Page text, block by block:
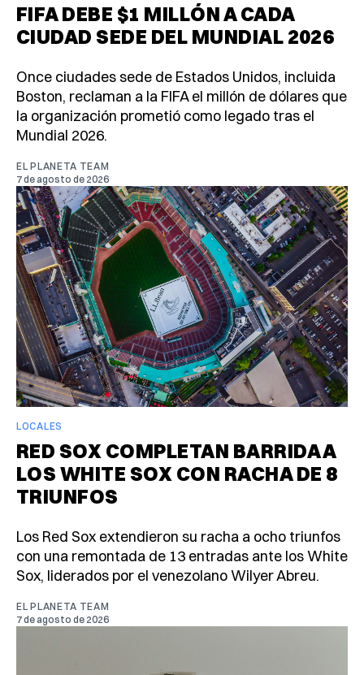
FIFA DEBE $1 MILLÓN A CADA
CIUDAD SEDE DEL MUNDIAL 2026
Once ciudades sede de Estados Unidos, incluida
Boston, reclaman a la FIFA el millón de dólares que
la organización prometió como legado tras el
Mundial 2026.
EL PLANETA TEAM
7 de agosto de 2026
LOCALES
RED SOX COMPLETAN BARRIDA A
LOS WHITE SOX CON RACHA DE 8
TRIUNFOS
Los Red Sox extendieron su racha a ocho triunfos
con una remontada de 13 entradas ante los White
Sox, liderados por el venezolano Wilyer Abreu.
EL PLANETA TEAM
7 de agosto de 2026